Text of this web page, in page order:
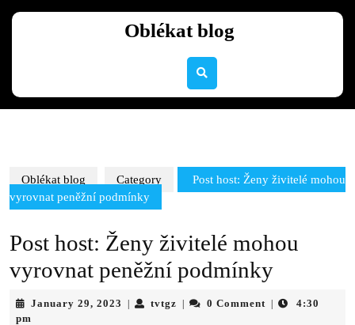
Oblékat blog
Oblékat blog Category
Post host: Ženy živitelé mohou
vyrovnat peněžní podmínky
Post host: Ženy živitelé mohou
vyrovnat peněžní podmínky
January 29, 2023 Januarytvtgz tvtgz 0 Comment
4:30
pm